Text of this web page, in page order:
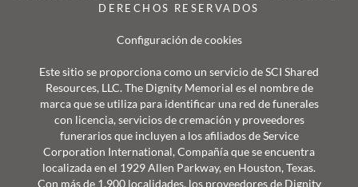
DERECHOS RESERVADOS
Configuración de cookies
Este sitio se proporciona como un servicio de SCI Shared
Resources, LLC. The Dignity Memorial es el nombre de
marca que se utiliza para identificar una red de funerales
con licencia, servicios de cremación y proveedores
funerarios que incluyen a los afiliados de Service
Corporation International, Compañía que se encuentra
localizada en el 1929 Allen Parkway, en Houston, Texas.
Con más de 1.900 localidades, los proveedores de Dignity